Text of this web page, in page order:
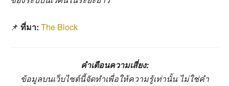
📌 ที่มา: The Block
คำเตือนความเสี่ยง:
ข้อมูลบนเว็บไซต์นี้จัดทำเพื่อให้ความรู้เท่านั้น ไม่ใช่คำ